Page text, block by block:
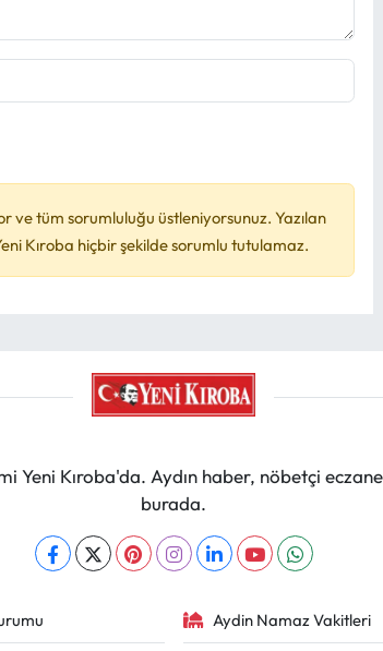
ve tüm sorumluluğu üstleniyorsunuz. Yazılan
Kıroba hiçbir şekilde sorumlu tutulamaz.
Yeni Kıroba'da. Aydın haber, nöbetçi
burada.
Aydin Namaz Vakitleri